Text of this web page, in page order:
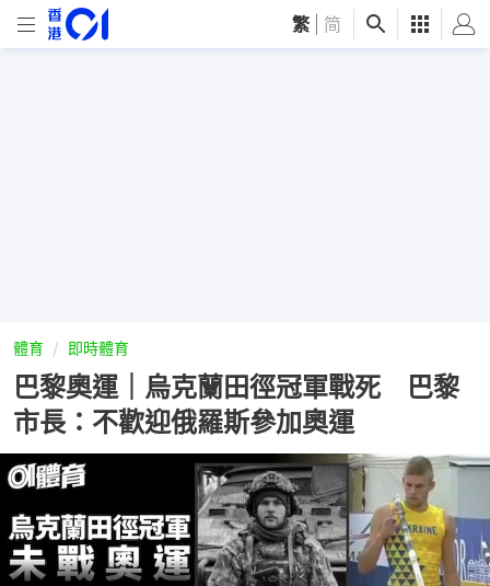
繁 简
體育 即時體育
巴黎奧運｜烏克蘭田徑冠軍戰死 巴黎
市長：不歡迎俄羅斯參加奧運